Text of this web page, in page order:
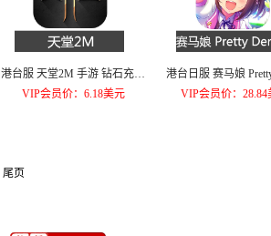
港台服 天堂2M 手游 钻石充值
200钻石
VIP会员价：6.18美元
港台日服 赛马娘
充值港台首冲1500有
VIP会员价：28.84
尾页